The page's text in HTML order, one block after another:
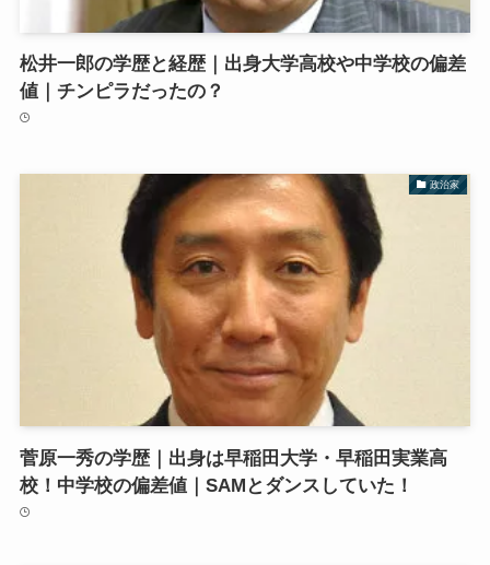
松井一郎の学歴と経歴｜出身大学高校や中学校の偏差
値｜チンピラだったの？
政治家
菅原一秀の学歴｜出身は早稲田大学・早稲田実業高
校！中学校の偏差値｜SAMとダンスしていた！